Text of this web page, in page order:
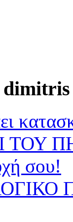
dimitris
ΤΟΥ
σου!